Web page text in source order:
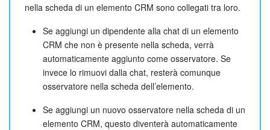
nella scheda di un elemento CRM sono collegati tra loro.
Se aggiungi un dipendente alla chat di un elemento
CRM che non è presente nella scheda, verrà
automaticamente aggiunto come osservatore. Se
invece lo rimuovi dalla chat, resterà comunque
osservatore nella scheda dell’elemento.
Se aggiungi un nuovo osservatore nella scheda di un
elemento CRM, questo diventerà automaticamente